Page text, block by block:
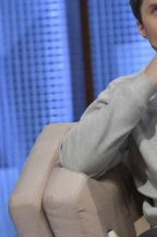
#ООС
#боротьба
корупцією